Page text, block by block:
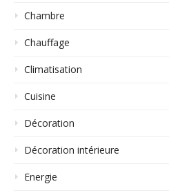
Chambre
Chauffage
Climatisation
Cuisine
Décoration
Décoration intérieure
Energie